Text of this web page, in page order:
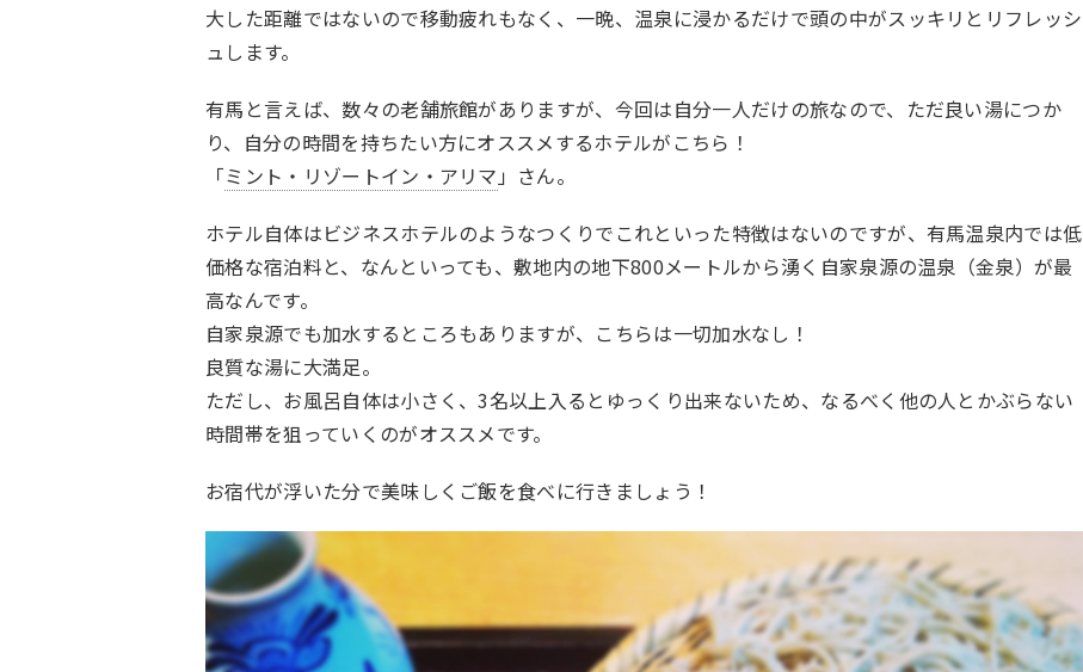
大した距離ではないので移動疲れもなく、一晩、温泉に浸かるだけで頭の中がスッキリとリフレッシ
ュします。
有馬と言えば、数々の老舗旅館がありますが、今回は自分一人だけの旅なので、ただ良い湯につか
り、自分の時間を持ちたい方にオススメするホテルがこちら！
「ミント・リゾートイン・アリマ 」さん。
ホテル自体はビジネスホテルのようなつくりでこれといった特徴はないのですが、有馬温泉内では低
価格な宿泊料と、なんといっても、敷地内の地下800メートルから湧く自家泉源の温泉（金泉）が最
高なんです。
自家泉源でも加水するところもありますが、こちらは一切加水なし！
良質な湯に大満足。
ただし、お風呂自体は小さく、3名以上入るとゆっくり出来ないため、なるべく他の人とかぶらない
時間帯を狙っていくのがオススメです。
お宿代が浮いた分で美味しくご飯を食べに行きましょう！